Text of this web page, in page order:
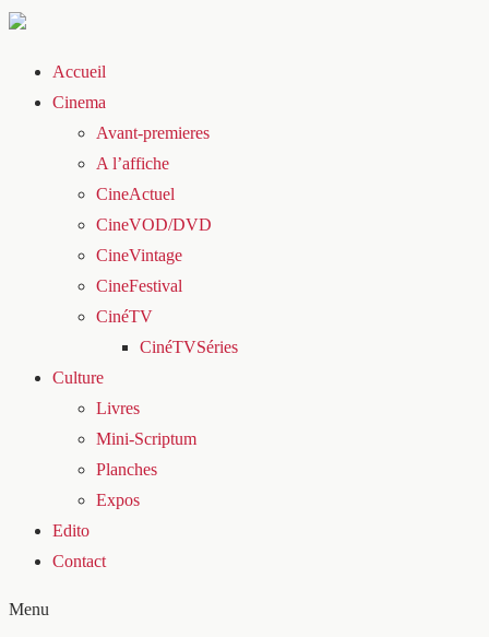
Accueil
Cinema
Avant-premieres
A l’affiche
CineActuel
CineVOD/DVD
CineVintage
CineFestival
CinéTV
CinéTVSéries
Culture
Livres
Mini-Scriptum
Planches
Expos
Edito
Contact
Menu